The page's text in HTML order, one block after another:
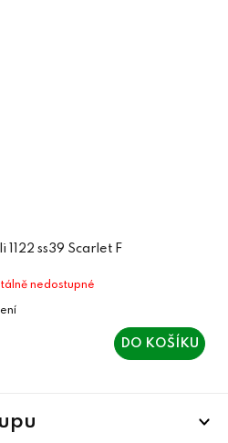
ss39 Scarlet F
nedostupné
DO KOŠÍKU